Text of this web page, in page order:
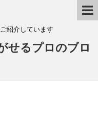
紹介しています
せるプロのブロ